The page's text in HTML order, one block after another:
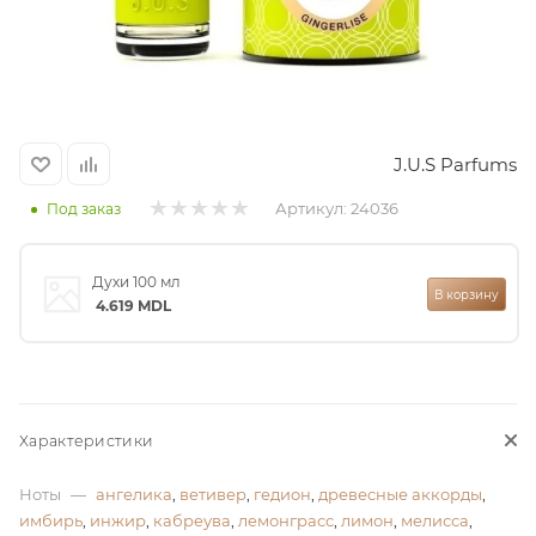
J.U.S Parfums
Под заказ Артикул: 24036
Духи 100 мл
4.619 MDL
В корзину
Характеристики
Ноты — ангелика ветивер гедион древесные аккорды
имбирь инжир кабреува лемонграсс лимон мелисса